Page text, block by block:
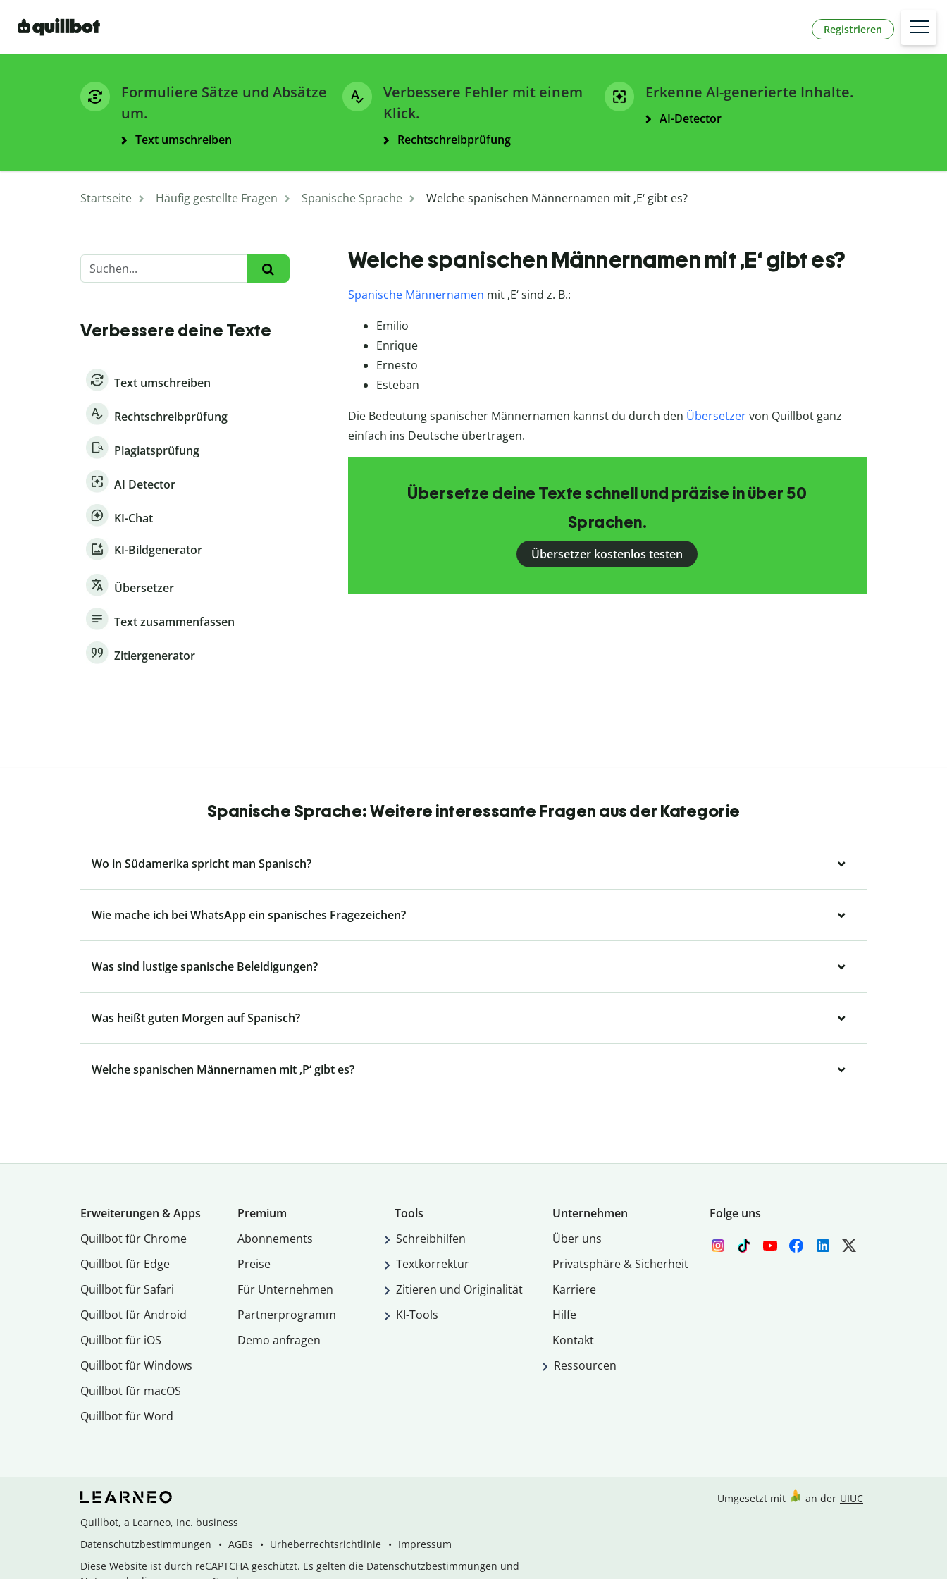
Registrieren
Formuliere Sätze und Absätze
um.
Text umschreiben
Verbessere Fehler mit einem
Klick.
Rechtschreibprüfung
Erkenne AI-generierte Inhalte.
AI-Detector
Startseite Häufig gestellte Fragen Spanische Sprache Welche spanischen Männernamen mit ‚E‘ gibt es?
Verbessere deine Texte
Text umschreiben
Rechtschreibprüfung
Plagiatsprüfung
AI Detector
KI-Chat
KI-Bildgenerator
Übersetzer
Text zusammenfassen
Zitiergenerator
Welche spanischen Männernamen mit ‚E‘ gibt es?
Spanische Männernamen mit ‚E‘ sind z. B.:
Emilio
Enrique
Ernesto
Esteban
Die Bedeutung spanischer Männernamen kannst du durch den Übersetzervon Quillbot ganz
einfach ins Deutsche übertragen.
Übersetze deine Texte schnell und präzise in über 50
Sprachen.
Übersetzer kostenlos testen
Spanische Sprache: Weitere interessante Fragen aus der Kategorie
Wo in Südamerika spricht man Spanisch?
Wie mache ich bei WhatsApp ein spanisches Fragezeichen?
Was sind lustige spanische Beleidigungen?
Was heißt guten Morgen auf Spanisch?
Welche spanischen Männernamen mit ‚P‘ gibt es?
Erweiterungen & Apps
Quillbot für Chrome
Quillbot für Edge
Quillbot für Safari
Quillbot für Android
Quillbot für iOS
Quillbot für Windows
Quillbot für macOS
Quillbot für Word
Premium
Abon­ne­ments
Preise
Für Unternehmen
Partnerprogramm
Demo anfragen
Tools
Schreibhilfen
Textkorrektur
Zitieren und Originalität
KI-Tools
Unternehmen
Über uns
Privatsphäre & Sicherheit
Karriere
Hilfe
Kontakt
Ressourcen
Folge uns
Quillbot, a Learneo, Inc. business
Datenschutzbestimmungen
AGBs Urheberrechtsrichtlinie
Impressum
Diese Website ist durch reCAPTCHA geschützt. Es gelten die Datenschutzbestimmungen und
Umgesetzt mit an der UIUC